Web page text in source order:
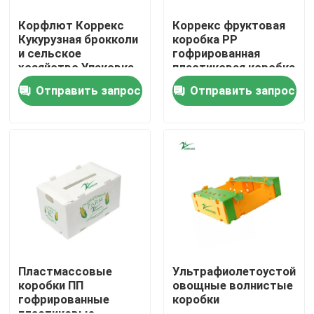
О нас
Экскурсия по заводу
Запросите цитату
Овощ гофрировал коробки
Рифленый пластиковый предохранитель дерева
Корфлют Коррекс
Кукурузная брокколи
и сельское
хозяйство Упаковка
водонепроницаемая
Коррозионностойкая
и огнестойкая
Отправить запрос
Коррекс фруктовая
коробка PP
гофрированная
пластиковая коробка
для овощей и
сельскохозяйственной
упаковки
Отправить запрос
Пластмассовые
коробки ПП
гофрированные
овощные волнистые
коробки